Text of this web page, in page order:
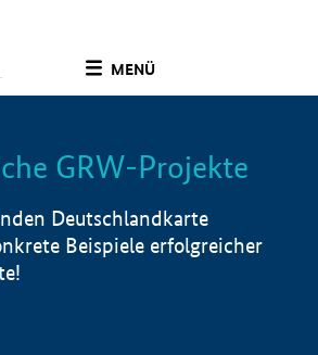
MENÜ
Info
GRW-Projekte
Deutschlandkarte
Beispiele erfolgreicher